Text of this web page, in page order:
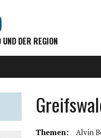
DER REGION
Themen: Alvin